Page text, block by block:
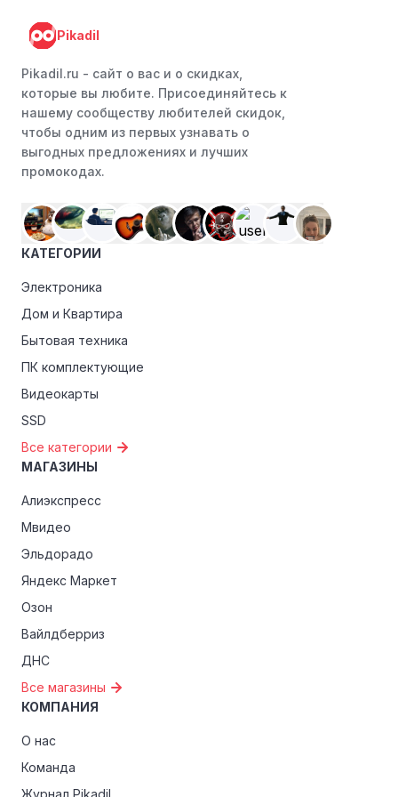
Программы лояльности:
программам лояльности, предлагаемым интернет-
преимуществами, как скидки только для участников,
ранний доступ к распродажам или эксклюзивным
акциям.
Особые скидки:Если вы соответствуете этим
критериям, проверьте, предоставляет ли Театр
ветеранов или пенсионеров.
Pikadil
Pikadil.ru - cайт о вас и о скидках,
которые вы любите. Присоединяйтесь к
нашему сообществу любителей скидок,
чтобы одним из первых узнавать о
выгодных предложениях и лучших
промокодах.
КАТЕГОРИИ
Электроника
Дом и Квартира
Бытовая техника
ПК комплектующие
Видеокарты
SSD
Все категории
МАГАЗИНЫ
Алиэкспресс
Мвидео
Эльдорадо
Яндекс Маркет
Озон
Вайлдберриз
ДНС
Все магазины
КОМПАНИЯ
О нас
Команда
Журнал Pikadil